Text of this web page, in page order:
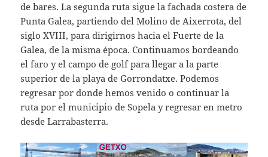
de bares. La segunda ruta sigue la fachada costera de
Punta Galea, partiendo del Molino de Aixerrota, del
siglo XVIII, para dirigirnos hacia el Fuerte de la
Galea, de la misma época. Continuamos bordeando
el faro y el campo de golf para llegar a la parte
superior de la playa de Gorrondatxe. Podemos
regresar por donde hemos venido o continuar la
ruta por el municipio de Sopela y regresar en metro
desde Larrabasterra.